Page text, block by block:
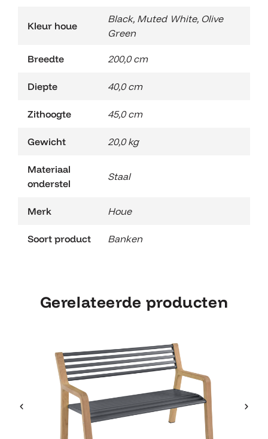
Kleur houe
Black, Muted White, Olive
Green
Breedte 200,0 cm
Diepte 40,0 cm
Zithoogte 45,0 cm
Gewicht 20,0 kg
Materiaal
onderstel
Staal
Merk Houe
Soort product Banken
Gerelateerde producten